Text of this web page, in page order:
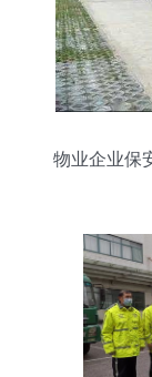
物业企业保